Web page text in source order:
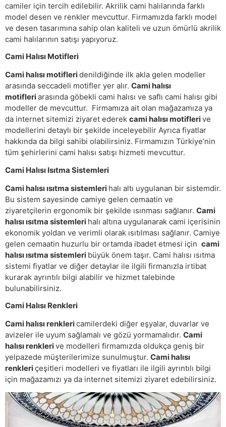
camiler için tercih edilebilir. Akrilik cami halılarında farklı
model desen ve renkler mevcuttur. Firmamızda farklı model
ve desen tasarımına sahip olan kaliteli ve uzun ömürlü akrilik
cami halılarının satışı yapıyoruz.
Cami Halısı Motifleri
Cami halısı motifleridenildiğinde ilk akla gelen modeller
arasında seccadeli motifler yer alır. Cami halısı
motifleriarasında göbekli cami halısı ve saflı cami halısı gibi
modeller de mevcuttur. Firmamıza ait olan mağazamıza ya
da internet sitemizi ziyaret ederek cami halısı motiflerive
modellerini detaylı bir şekilde inceleyebilir Ayrıca fiyatlar
hakkında da bilgi sahibi olabilirsiniz. Firmamızın Türkiye’nin
tüm şehirlerini cami halısı satışı hizmeti mevcuttur.
Cami Halısı Isıtma Sistemleri
Cami halısı ısıtma sistemleri halı altı uygulanan bir sistemdir.
Bu sistem sayesinde camiye gelen cemaatin ve
ziyaretçilerin ergonomik bir şekilde ısınması sağlanır. Cami
halısı ısıtma sistemleri halı altına uygulanarak cami içerisinin
ekonomik yoldan ve verimli olarak ısıtılması sağlanır. Camiye
gelen cemaatin huzurlu bir ortamda ibadet etmesi için cami
halısı ısıtma sistemleri büyük önem taşır. Cami halısı ısıtma
sistemi fiyatlar ve diğer detaylar ile ilgili firmanızla irtibat
kurarak ayrıntılı bilgi alabilir ve hizmet talebinde
bulunabilirsiniz.
Cami Halısı Renkleri
Cami halısı renklericamilerdeki diğer eşyalar, duvarlar ve
avizeler ile uyum sağlamalı ve gözü yormamalıdır. Cami
halısı renklerive modelleri firmamızda oldukça geniş bir
yelpazede müşterilerimize sunulmuştur. Cami halısı
renkleriçeşitleri modelleri ve fiyatları ile ilgili ayrıntılı bilgi
için mağazamızı ya da internet sitemizi ziyaret edebilirsiniz.